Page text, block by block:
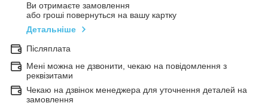
Ви отримаєте замовлення
або гроші повернуться на вашу картку
Детальніше
Післяплата
Мені можна не дзвонити, чекаю на повідомлення з
реквізитами
Чекаю на дзвінок менеджера для уточнення деталей на
замовлення